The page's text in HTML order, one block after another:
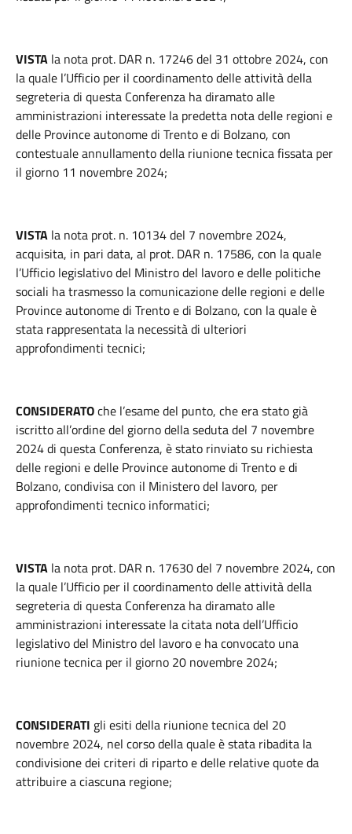
VISTA la nota prot. DAR n. 17246 del 31 ottobre 2024, con
la quale l’Ufficio per il coordinamento delle attività della
segreteria di questa Conferenza ha diramato alle
amministrazioni interessate la predetta nota delle regioni e
delle Province autonome di Trento e di Bolzano, con
contestuale annullamento della riunione tecnica fissata per
il giorno 11 novembre 2024;
VISTA la nota prot. n. 10134 del 7 novembre 2024,
acquisita, in pari data, al prot. DAR n. 17586, con la quale
l’Ufficio legislativo del Ministro del lavoro e delle politiche
sociali ha trasmesso la comunicazione delle regioni e delle
Province autonome di Trento e di Bolzano, con la quale è
stata rappresentata la necessità di ulteriori
approfondimenti tecnici;
CONSIDERATOche l’esame del punto, che era stato già
iscritto all’ordine del giorno della seduta del 7 novembre
2024 di questa Conferenza, è stato rinviato su richiesta
delle regioni e delle Province autonome di Trento e di
Bolzano, condivisa con il Ministero del lavoro, per
approfondimenti tecnico informatici;
VISTA la nota prot. DAR n. 17630 del 7 novembre 2024, con
la quale l’Ufficio per il coordinamento delle attività della
segreteria di questa Conferenza ha diramato alle
amministrazioni interessate la citata nota dell’Ufficio
legislativo del Ministro del lavoro e ha convocato una
riunione tecnica per il giorno 20 novembre 2024;
CONSIDERATI gli esiti della riunione tecnica del 20
novembre 2024, nel corso della quale è stata ribadita la
condivisione dei criteri di riparto e delle relative quote da
attribuire a ciascuna regione;